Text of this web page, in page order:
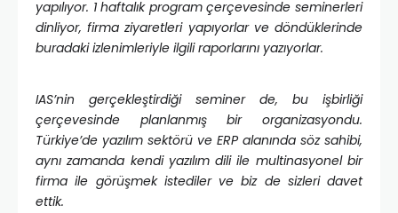
yapılıyor. 1 haftalık program çerçevesinde seminerleri
dinliyor, firma ziyaretleri yapıyorlar ve döndüklerinde
buradaki izlenimleriyle ilgili raporlarını yazıyorlar.
IAS’nin gerçekleştirdiği seminer de, bu işbirliği
çerçevesinde planlanmış bir organizasyondu.
Türkiye’de yazılım sektörü ve ERP alanında söz sahibi,
aynı zamanda kendi yazılım dili ile multinasyonel bir
firma ile görüşmek istediler ve biz de sizleri davet
ettik.